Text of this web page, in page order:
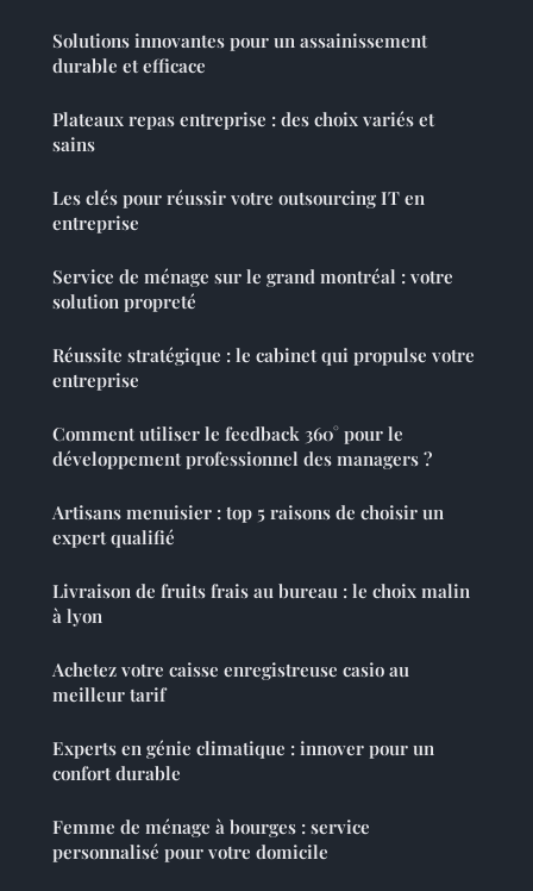
Solutions innovantes pour un assainissement
durable et efficace
Plateaux repas entreprise : des choix variés et
sains
Les clés pour réussir votre outsourcing IT en
entreprise
Service de ménage sur le grand montréal : votre
solution propreté
Réussite stratégique : le cabinet qui propulse votre
entreprise
Comment utiliser le feedback 360° pour le
développement professionnel des managers ?
Artisans menuisier : top 5 raisons de choisir un
expert qualifié
Livraison de fruits frais au bureau : le choix malin
à lyon
Achetez votre caisse enregistreuse casio au
meilleur tarif
Experts en génie climatique : innover pour un
confort durable
Femme de ménage à bourges : service
personnalisé pour votre domicile